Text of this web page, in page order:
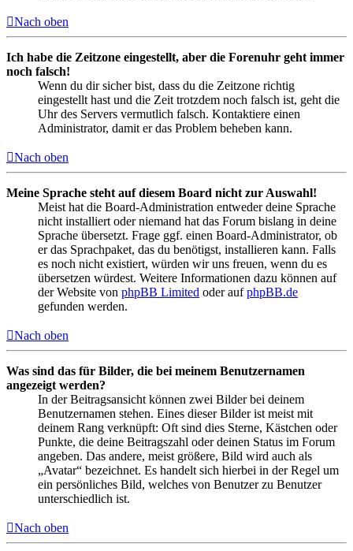
Nach oben
Ich habe die Zeitzone eingestellt, aber die Forenuhr geht immer
noch falsch!
Wenn du dir sicher bist, dass du die Zeitzone richtig
eingestellt hast und die Zeit trotzdem noch falsch ist, geht die
Uhr des Servers vermutlich falsch. Kontaktiere einen
Administrator, damit er das Problem beheben kann.
Nach oben
Meine Sprache steht auf diesem Board nicht zur Auswahl!
Meist hat die Board-Administration entweder deine Sprache
nicht installiert oder niemand hat das Forum bislang in deine
Sprache übersetzt. Frage ggf. einen Board-Administrator, ob
er das Sprachpaket, das du benötigst, installieren kann. Falls
es noch nicht existiert, würden wir uns freuen, wenn du es
übersetzen würdest. Weitere Informationen dazu können auf
der Website von phpBB Limited oder aufphpBB.de
gefunden werden.
Nach oben
Was sind das für Bilder, die bei meinem Benutzernamen
angezeigt werden?
In der Beitragsansicht können zwei Bilder bei deinem
Benutzernamen stehen. Eines dieser Bilder ist meist mit
deinem Rang verknüpft: Oft sind dies Sterne, Kästchen oder
Punkte, die deine Beitragszahl oder deinen Status im Forum
angeben. Das andere, meist größere, Bild wird auch als
„Avatar“ bezeichnet. Es handelt sich hierbei in der Regel um
ein persönliches Bild, welches von Benutzer zu Benutzer
unterschiedlich ist.
Nach oben